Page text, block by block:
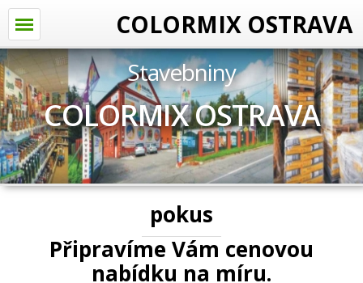
COLORMIX OSTRAVA
Stavebniny
COLORMIX OSTRAVA
pokus
Připravíme Vám cenovou
nabídku na míru.